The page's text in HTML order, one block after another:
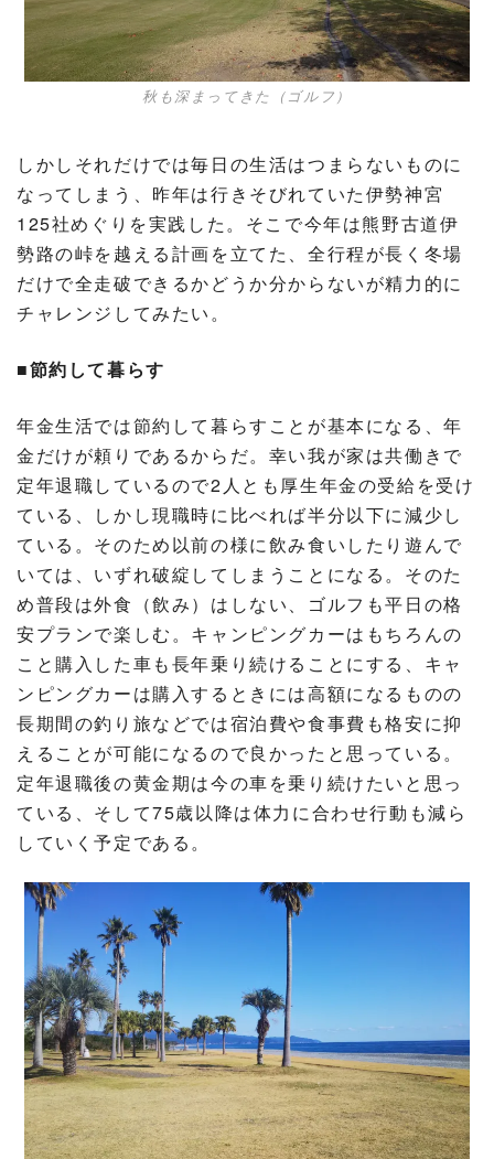
秋も深まってきた（ゴルフ）
しかしそれだけでは毎日の生活はつまらないものに
なってしまう、昨年は行きそびれていた伊勢神宮
125社めぐりを実践した。そこで今年は熊野古道伊
勢路の峠を越える計画を立てた、全行程が長く冬場
だけで全走破できるかどうか分からないが精力的に
チャレンジしてみたい。
■節約して暮らす
年金生活では節約して暮らすことが基本になる、年
金だけが頼りであるからだ。幸い我が家は共働きで
定年退職しているので2人とも厚生年金の受給を受け
ている、しかし現職時に比べれば半分以下に減少し
ている。そのため以前の様に飲み食いしたり遊んで
いては、いずれ破綻してしまうことになる。そのた
め普段は外食（飲み）はしない、ゴルフも平日の格
安プランで楽しむ。キャンピングカーはもちろんの
こと購入した車も長年乗り続けることにする、キャ
ンピングカーは購入するときには高額になるものの
長期間の釣り旅などでは宿泊費や食事費も格安に抑
えることが可能になるので良かったと思っている。
定年退職後の黄金期は今の車を乗り続けたいと思っ
ている、そして75歳以降は体力に合わせ行動も減ら
していく予定である。